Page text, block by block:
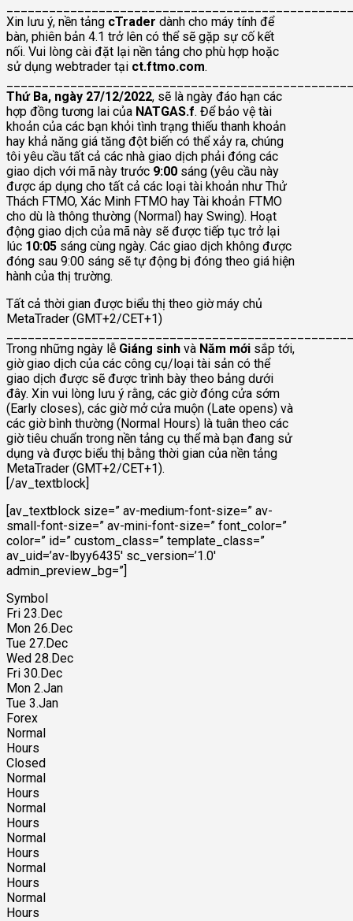
Xin lưu ý, nền tảng cTrader dành cho máy tính để
bàn, phiên bản 4.1 trở lên có thể sẽ gặp sự cố kết
nối. Vui lòng cài đặt lại nền tảng cho phù hợp hoặc
sử dụng webtrader tại ct.ftmo.com.
Thứ Ba, ngày 27/12/2022, sẽ là ngày đáo hạn các
hợp đồng tương lai của NATGAS.f. Để bảo vệ tài
khoản của các bạn khỏi tình trạng thiếu thanh khoản
hay khả năng giá tăng đột biến có thể xảy ra, chúng
tôi yêu cầu tất cả các nhà giao dịch phải đóng các
giao dịch với mã này trước 9:00 sáng (yêu cầu này
được áp dụng cho tất cả các loại tài khoản như Thử
Thách FTMO, Xác Minh FTMO hay Tài khoản FTMO
cho dù là thông thường (Normal) hay Swing). Hoạt
động giao dịch của mã này sẽ được tiếp tục trở lại
lúc 10:05 sáng cùng ngày. Các giao dịch không được
đóng sau 9:00 sáng sẽ tự động bị đóng theo giá hiện
hành của thị trường.
Tất cả thời gian được biểu thị theo giờ máy chủ
MetaTrader (GMT+2/CET+1)
Trong những ngày lễ Giáng sinh và Năm mới sắp tới,
giờ giao dịch của các công cụ/loại tài sản có thể
giao dịch được sẽ được trình bày theo bảng dưới
đây. Xin vui lòng lưu ý rằng, các giờ đóng cửa sớm
(Early closes), các giờ mở cửa muộn (Late opens) và
các giờ bình thường (Normal Hours) là tuân theo các
giờ tiêu chuẩn trong nền tảng cụ thể mà bạn đang sử
dụng và được biểu thị bằng thời gian của nền tảng
MetaTrader (GMT+2/CET+1).
[/av_textblock]
[av_textblock size=” av-medium-font-size=” av-
small-font-size=” av-mini-font-size=” font_color=”
color=” id=” custom_class=” template_class=”
av_uid=’av-lbyy6435′ sc_version=’1.0′
admin_preview_bg=”]
Symbol
Fri 23.Dec
Mon 26.Dec
Tue 27.Dec
Wed 28.Dec
Fri 30.Dec
Mon 2.Jan
Tue 3.Jan
Forex
Normal
Hours
Closed
Normal
Hours
Normal
Hours
Normal
Hours
Normal
Hours
Normal
Hours